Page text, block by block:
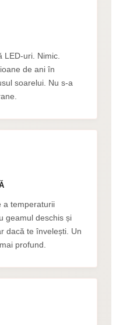
LED-uri. Nimic.
de ani în
soarelui. Nu s-a
a temperaturii
geamul deschis și
dacă te învelești. Un
profund.